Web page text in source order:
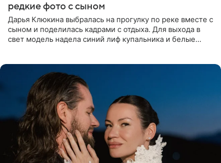
редкие фото с сыном
Дарья Клюкина выбралась на прогулку по реке вместе с
сыном и поделилась кадрами с отдыха. Для выхода в
свет модель надела синий лиф купальника и белые